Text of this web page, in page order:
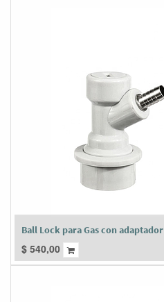
Ball Lock para Gas con adaptador
$ 540,00